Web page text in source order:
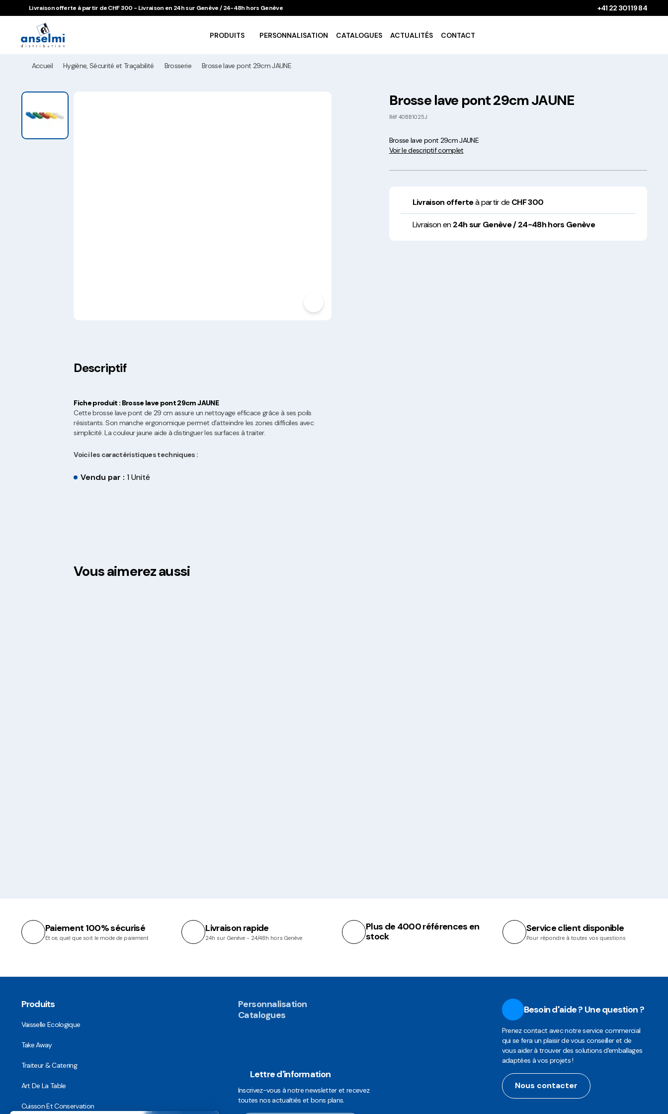
Aller au contenu
Aller à la navigation principale
Livraison offerte à partir de CHF 300 - Livraison en 24h sur Genève / 24-48h hors Genève +41 22 301 19 84
PRODUITS
Gobelets à boissons
Saladiers krafts fabriqués
en Europe
PERSONNALISATION CATALOGUES ACTUALITÉS CONTACT
Accueil Hygiène, Sécurité et Traçabilité Brosserie Brosse lave pont 29cm JAUNE
Brosse lave pont 29cm JAUNE
Réf 40BB1025J
Brosse lave pont 29cm JAUNE
Voir le descriptif complet
Livraison offerteà partir de CHF 300
Livraison en24h sur Genève / 24-48h hors Genève
Descriptif
Fiche produit : Brosse lave pont 29cm JAUNE
Cette brosse lave pont de 29 cm assure un nettoyage efficace grâce à ses poils
résistants. Son manche ergonomique permet d’atteindre les zones difficiles avec
simplicité. La couleur jaune aide à distinguer les surfaces à traiter.
Voici les caractéristiques techniques :
Vendu par :1 Unité
Vous aimerez aussi
Paiement 100% sécurisé
Et ce, quel que soit le mode de paiement
Livraison rapide
24h sur Genève - 24/48h hors Genève
Plus de 4000 références en
stock
Service client disponible
Pour répondre à toutes vos questions
Produits
Vaisselle Ecologique
Take Away
Traiteur & Catering
Art De La Table
Cuisson Et Conservation
Personnalisation
Catalogues
Lettre d'information
Inscrivez-vous à notre newsletter et recevez
toutes nos actualtiés et bons plans.
Besoin d'aide ? Une question ?
Prenez contact avec notre service commercial
qui se fera un plaisir de vous conseiller et de
vous aider à trouver des solutions d'emballages
adaptées à vos projets !
Nous contacter